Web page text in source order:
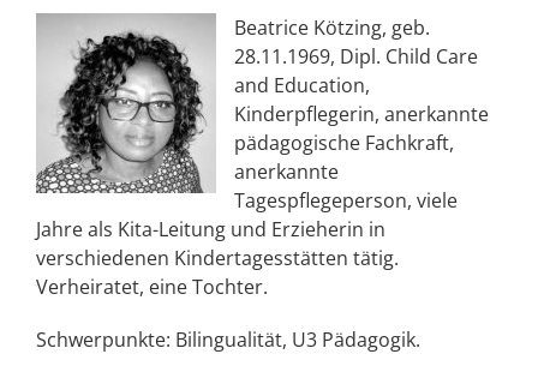
Beatrice Kötzing, geb.
28.11.1969, Dipl. Child Care
and Education,
Kinderpflegerin, anerkannte
pädagogische Fachkraft,
anerkannte
Tagespflegeperson, viele
Jahre als Kita-Leitung und Erzieherin in
verschiedenen Kindertagesstätten tätig.
Verheiratet, eine Tochter.
Schwerpunkte: Bilingualität, U3 Pädagogik.